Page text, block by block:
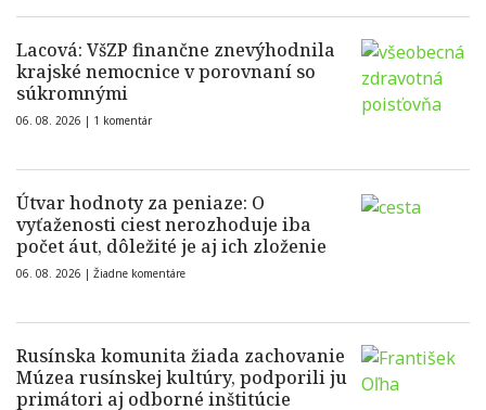
Lacová: VšZP finančne znevýhodnila
krajské nemocnice v porovnaní so
súkromnými
06. 08. 2026 | 1 komentár
Útvar hodnoty za peniaze: O
vyťaženosti ciest nerozhoduje iba
počet áut, dôležité je aj ich zloženie
06. 08. 2026 | Žiadne komentáre
Rusínska komunita žiada zachovanie
Múzea rusínskej kultúry, podporili ju
primátori aj odborné inštitúcie